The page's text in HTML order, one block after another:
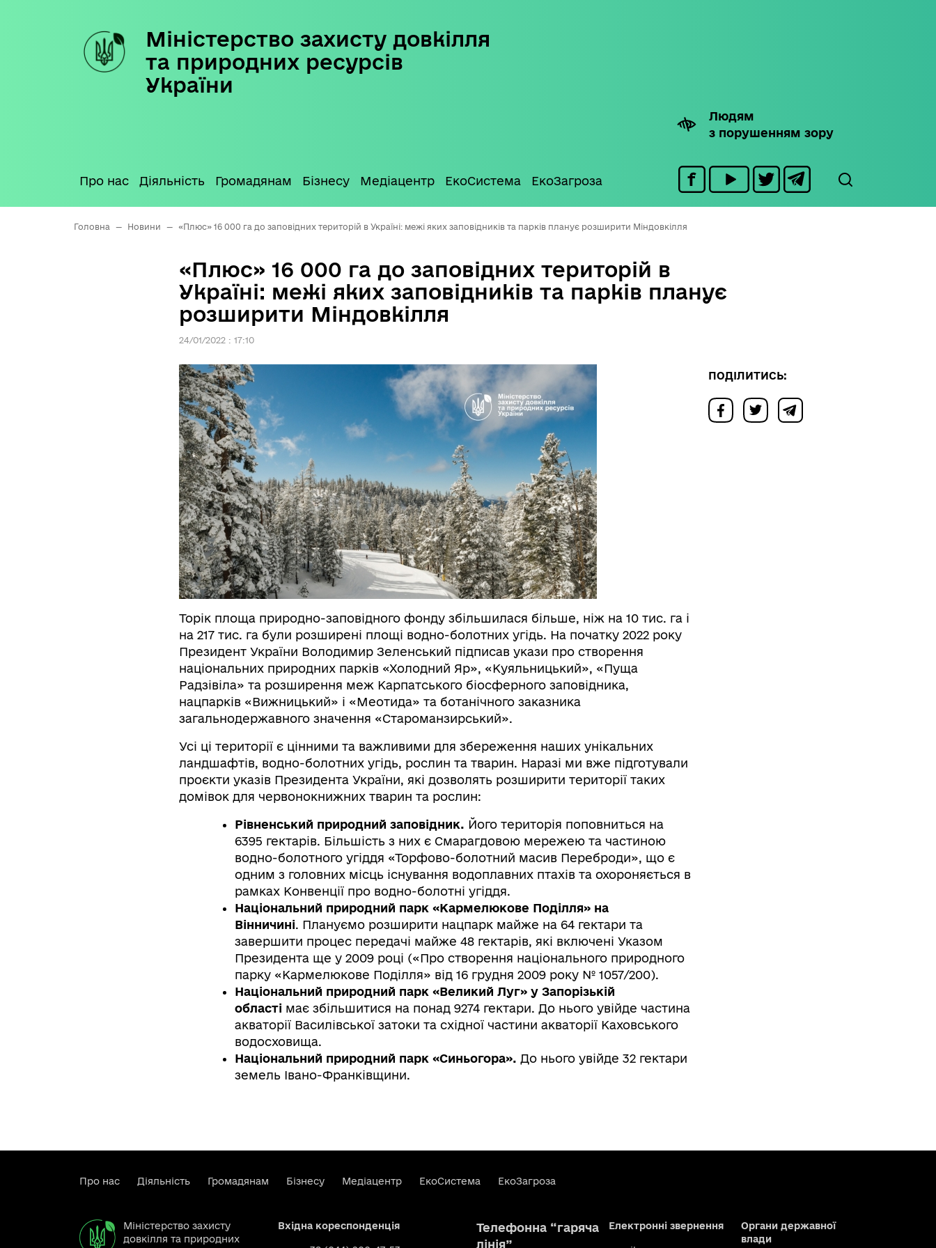
Міністерство захисту довкілля
та природних ресурсів
України
Людям
з порушенням зору
Про нас Діяльність Громадянам Бізнесу Медіацентр ЕкоСистема ЕкоЗагроза
Головна — Новини — «Плюс» 16 000 га до заповідних територій в Україні: межі яких заповідників та парків планує розширити Міндовкілля
«Плюс» 16 000 га до заповідних територій в
Україні: межі яких заповідників та парків планує
розширити Міндовкілля
24/01/2022 : 17:10
Торік площа природно-заповідного фонду збільшилася більше, ніж на 10 тис. га і
на 217 тис. га були розширені площі водно-болотних угідь. На початку 2022 року
Президент України Володимир Зеленський підписав укази про створення
національних природних парків «Холодний Яр», «Куяльницький», «Пуща
Радзівіла» та розширення меж Карпатського біосферного заповідника,
нацпарків «Вижницький» і «Меотида» та ботанічного заказника
загальнодержавного значення «Староманзирський».
Усі ці території є цінними та важливими для збереження наших унікальних
ландшафтів, водно-болотних угідь, рослин та тварин. Наразі ми вже підготували
проєкти указів Президента України, які дозволять розширити території таких
домівок для червонокнижних тварин та рослин:
Рівненський природний заповідник. Його територія поповниться на
6395 гектарів. Більшість з них є Смарагдовою мережею та частиною
водно-болотного угіддя «Торфово-болотний масив Переброди», що є
одним з головних місць існування водоплавних птахів та охороняється в
рамках Конвенції про водно-болотні угіддя.
Національний природний парк «Кармелюкове Поділля» на
Вінничині. Плануємо розширити нацпарк майже на 64 гектари та
завершити процес передачі майже 48 гектарів, які включені Указом
Президента ще у 2009 році («Про створення національного природного
парку «Кармелюкове Поділля» від 16 грудня 2009 року № 1057/200).
Національний природний парк «Великий Луг» у Запорізькій
області має збільшитися на понад 9274 гектари. До нього увійде частина
акваторії Василівської затоки та східної частини акваторії Каховського
водосховища.
Національний природний парк «Синьогора». До нього увійде 32 гектари
земель Івано-Франківщини.
ПОДІЛИТИСЬ:
Про нас Діяльність Громадянам Бізнесу Медіацентр ЕкоСистема ЕкоЗагроза
Міністерство захисту
довкілля та природних
Вхідна кореспонденція
Телефонна “гаряча
лінія”
Електронні звернення
Органи державної
влади